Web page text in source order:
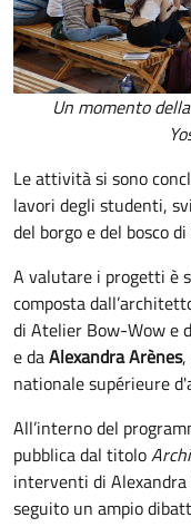
Un momento
Le attività si sono
lavori degli studenti,
del borgo e del bosco
A valutare i progetti è
composta
di Atelier Bow-Wow e
e daAlexandra Arènes,
nationale supérieure
All’interno del
pubblica dal titolo
interventi di Alexandra
seguito un ampio